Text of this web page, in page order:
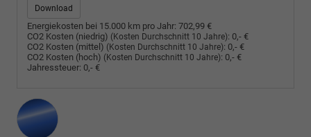
Download
Energiekosten bei 15.000 km pro Jahr: 702,99 €
CO2 Kosten (niedrig) (Kosten Durchschnitt 10 Jahre): 0,- €
CO2 Kosten (mittel) (Kosten Durchschnitt 10 Jahre): 0,- €
CO2 Kosten (hoch) (Kosten Durchschnitt 10 Jahre): 0,- €
Jahressteuer: 0,- €